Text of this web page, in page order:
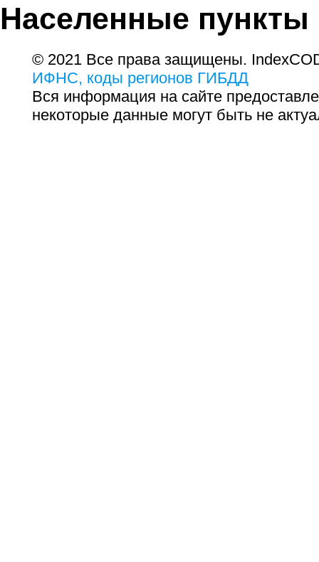
Населенные пункты
© 2021 Все права защищены.
ИФНС, коды регионов ГИБДД
Вся информация на сайте
некоторые данные могут быть не